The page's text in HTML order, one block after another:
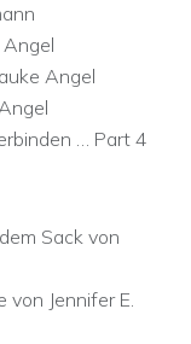
Angel
… Part 4
Sack von
von Jennifer E.